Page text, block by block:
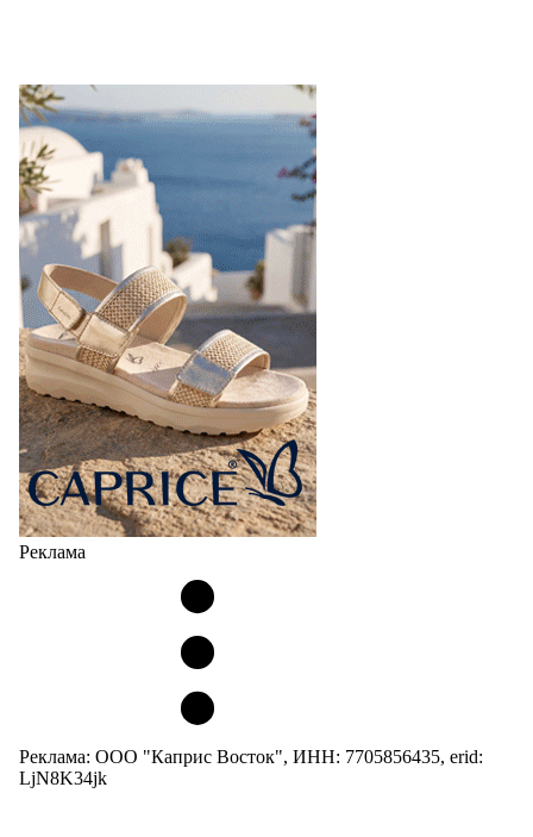
Реклама
Реклама: ООО "Каприс Восток", ИНН: 7705856435, erid:
LjN8K34jk